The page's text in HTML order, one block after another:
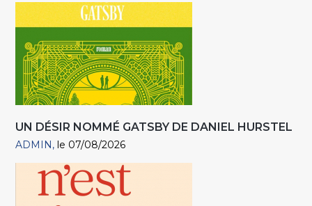
UN DÉSIR NOMMÉ GATSBY DE DANIEL HURSTEL
ADMIN le 07/08/2026